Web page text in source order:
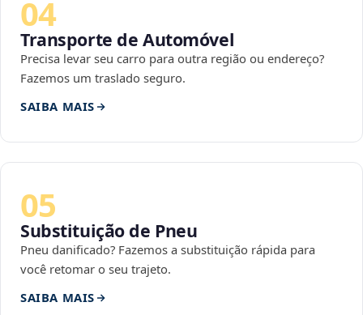
04
Transporte de Automóvel
Precisa levar seu carro para outra região ou endereço?
Fazemos um traslado seguro.
SAIBA MAIS
05
Substituição de Pneu
Pneu danificado? Fazemos a substituição rápida para
você retomar o seu trajeto.
SAIBA MAIS